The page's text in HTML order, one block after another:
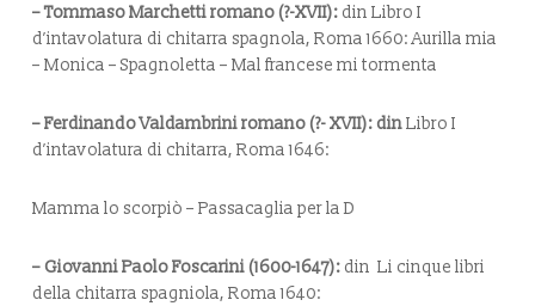
– Tommaso Marchetti romano (?-XVII): din Libro I
d’intavolatura di chitarra spagnola, Roma 1660:Aurilla mia
– Monica – Spagnoletta – Mal francese mi tormenta
– Ferdinando Valdambrini romano (?- XVII): dinLibro I
d’intavolatura di chitarra, Roma 1646:
Mamma lo scorpiò – Passacaglia per la D
– Giovanni Paolo Foscarini (1600-1647): din Li cinque libri
della chitarra spagniola, Roma 1640: